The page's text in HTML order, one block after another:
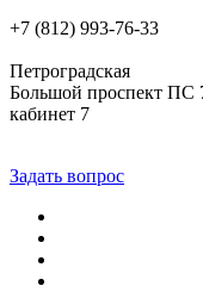
+7 (812) 993-76-33
Петроградская
Большой проспект ПС
кабинет 7
Задать вопрос